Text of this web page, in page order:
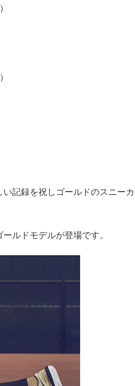
記録を祝しゴールドのスニーカ
ルドモデルが登場です。